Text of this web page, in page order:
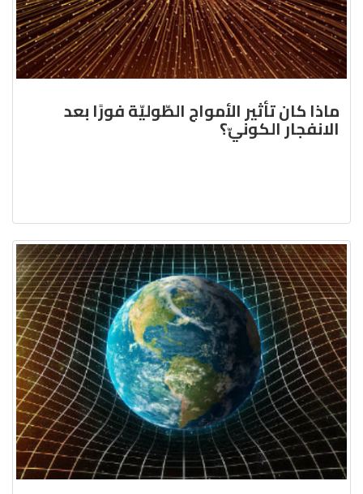
ماذا كان تأثير الأمواج الطّوليّة فورًا بعد
الانفجار الكونيّ؟